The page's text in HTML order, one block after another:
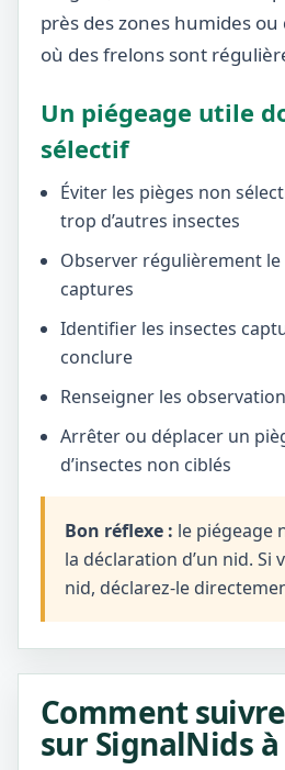
près des zones humides
où des frelons sont
Un piégeage utile
sélectif
Éviter les pièges non
trop d’autres insectes
Observer régulièrement
captures
Identifier les insectes
conclure
Renseigner les
Arrêter ou déplacer un
d’insectes non ciblés
Bon réflexe : le piégeage
la déclaration d’un nid. Si
nid, déclarez-le
Comment
sur SignalNids à